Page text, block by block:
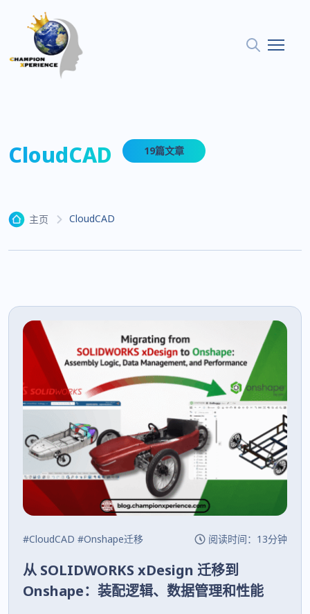
CloudCAD 19篇文章
主页 CloudCAD
#CloudCAD #Onshape迁移 阅读时间：13分钟
从 SOLIDWORKS xDesign 迁移到
Onshape：装配逻辑、数据管理和性能